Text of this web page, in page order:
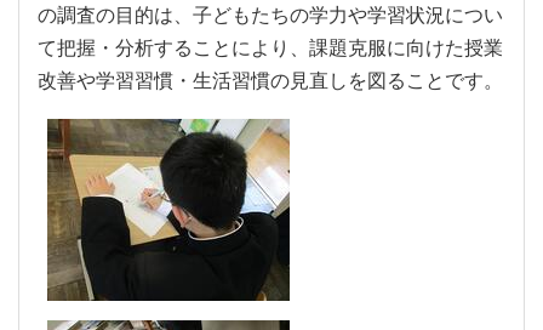
の調査の目的は、子どもたちの学力や学習状況につい
て把握・分析することにより、課題克服に向けた授業
改善や学習習慣・生活習慣の見直しを図ることです。